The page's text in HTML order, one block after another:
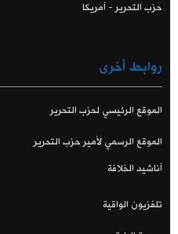
حزب التحرير - أمريكا
روابط أخرى
الموقع الرئيسي لحزب التحرير
الموقع الرسمي لأمير حزب التحرير
أناشيد الخلافة
تلفزيون الواقية